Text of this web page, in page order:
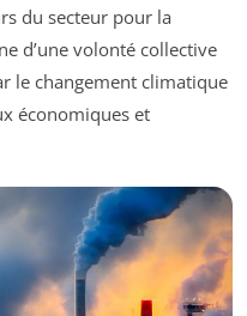
du secteur pour la
d’une volonté collective
le changement climatique
économiques et